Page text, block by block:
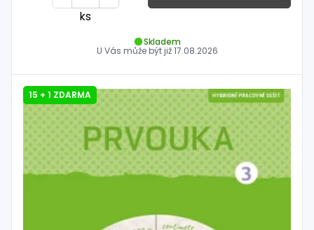
ks
Skladem
U Vás může být již17.08.2026
15 + 1 ZDARMA